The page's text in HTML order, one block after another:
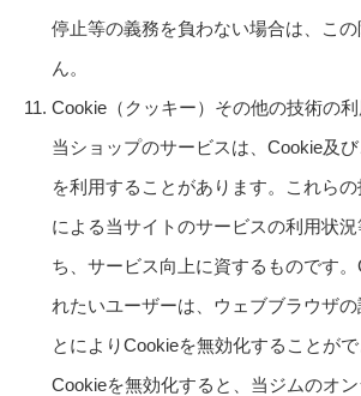
停止等の義務を負わない場合は、こ
ん。
Cookie（クッキー）その他の技術の利
当ショップのサービスは、Cookie及
を利用することがあります。これら
による当サイトのサービスの利用状
ち、サービス向上に資するものです
れたいユーザーは、ウェブブラウザの
とによりCookieを無効化することがで
Cookieを無効化すると、当ジムのオ